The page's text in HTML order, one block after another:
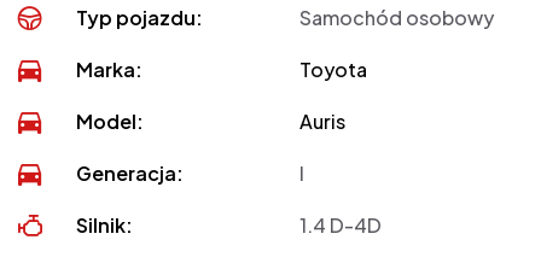
Typ pojazdu: Samochód osobowy
Marka: Toyota
Model: Auris
Generacja: I
Silnik: 1.4 D-4D